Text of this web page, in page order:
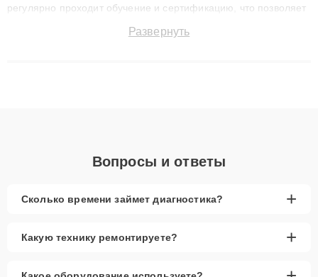
регулярно проходит обучение и сертификацию, что позволяет
технику с сохранением гарантии до 3 лет. Наши мастера
Развернуть
Вопросы и ответы
Сколько времени займет диагностика? +
Какую технику ремонтируете? +